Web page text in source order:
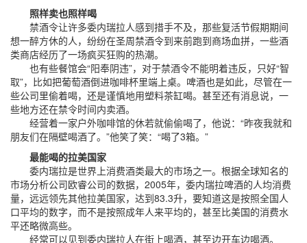
照样卖也照样喝
禁酒令让许多委内瑞拉人感到措手不及，那些复活节假期期间
想一醉方休的人，纷纷在圣周禁酒令到来前跑到商场血拼，一些酒
类商店经历了一场疯买狂购的热潮。
也有些餐馆会“阳奉阴违”，对于禁酒令不能明着违反，只好“智
取”，比如把葡萄酒倒进咖啡杯里端上桌。啤酒也是如此，尽管在一
些公司里偷着喝，还是谨慎地用塑料茶缸喝。甚至还有消息说，一
些地方还在禁令时间内卖酒。
经营着一家户外咖啡馆的休若就偷偷喝了，他说：“昨夜我就和
朋友们在隔壁喝酒了。”他笑了笑：“喝了3箱。”
最能喝的拉美国家
委内瑞拉是世界上消费酒类最大的市场之一。根据全球知名的
市场分析公司欧睿公司的数据，2005年，委内瑞拉啤酒的人均消费
量，远远领先其他拉美国家，达到83.3升，要知道这是按照全国人
口平均的数字，而不是按照成年人来平均的，甚至比美国的消费水
平还略微高些。
经常可以见到委内瑞拉人在街上喝酒，甚至边开车边喝酒。